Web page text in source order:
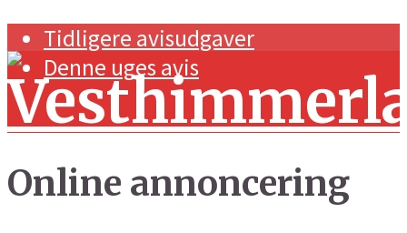
Tidligere avisudgaver
Denne uges avis
Online annoncering